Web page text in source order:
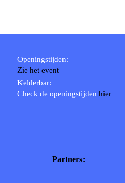
Openingstijden:
Zie het event
Kelderbar:
Check de openingstijden hier
Partners: